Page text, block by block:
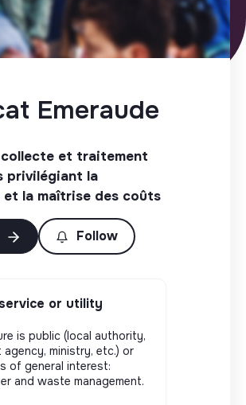
Emeraude
et traitement
privilégiant la
la maîtrise des coûts
Follow
or utility
is public (local authority,
agency, ministry, etc.) or
of general interest:
and waste management.